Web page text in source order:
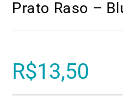
Prato Raso –
R$13,50